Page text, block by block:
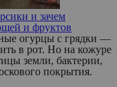
и зачем
и фруктов
огурцы с грядки —
в рот. Но на кожуре
земли, бактерии,
покрытия.